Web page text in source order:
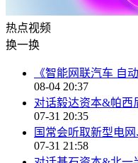
热点视频
换一换
《智能网联汽车 自
08-04 20:37
对话毅达资本&帕西
07-31 20:35
国常会听取新型电
07-31 21:58